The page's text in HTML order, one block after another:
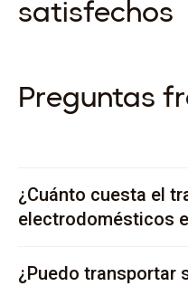
satisfechos
Preguntas
¿Cuánto cuesta el
electrodomésticos
¿Puedo transportar